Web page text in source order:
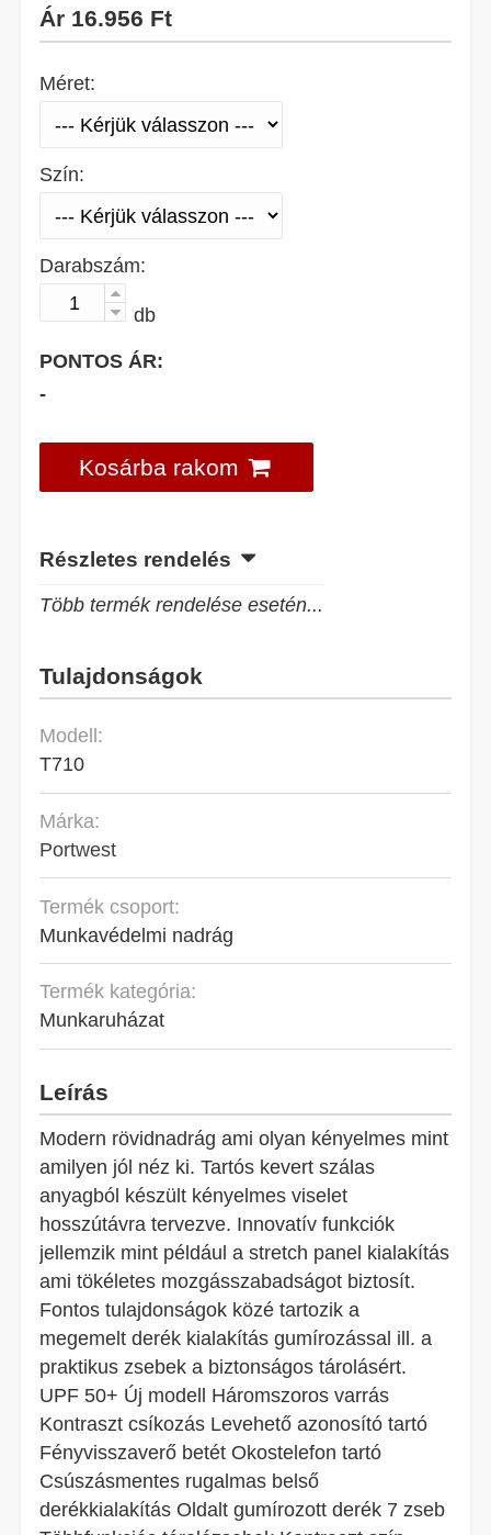
Ár 16.956 Ft
Méret:
Szín:
Darabszám:
db
PONTOS ÁR:
-
Kosárba rakom
Részletes rendelés
Több termék rendelése esetén...
Tulajdonságok
Modell:
T710
Márka:
Portwest
Termék csoport:
Munkavédelmi nadrág
Termék kategória:
Munkaruházat
Leírás
Modern rövidnadrág ami olyan kényelmes mint
amilyen jól néz ki. Tartós kevert szálas
anyagból készült kényelmes viselet
hosszútávra tervezve. Innovatív funkciók
jellemzik mint például a stretch panel kialakítás
ami tökéletes mozgásszabadságot biztosít.
Fontos tulajdonságok közé tartozik a
megemelt derék kialakítás gumírozással ill. a
praktikus zsebek a biztonságos tárolásért.
UPF 50+ Új modell Háromszoros varrás
Kontraszt csíkozás Levehető azonosító tartó
Fényvisszaverő betét Okostelefon tartó
Csúszásmentes rugalmas belső
derékkialakítás Oldalt gumírozott derék 7 zseb